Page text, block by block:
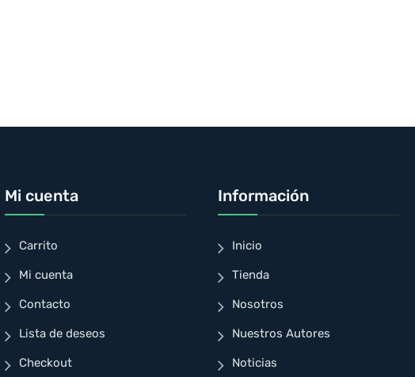
Mi cuenta
Carrito
Mi cuenta
Contacto
Lista de deseos
Checkout
Información
Inicio
Tienda
Nosotros
Nuestros Autores
Noticias